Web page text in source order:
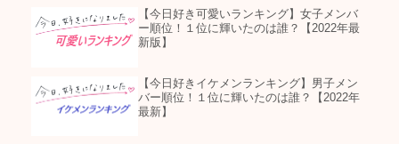
【今日好き可愛いランキング】女子メンバ
ー順位！１位に輝いたのは誰？【2022年最
新版】
【今日好きイケメンランキング】男子メン
バー順位！１位に輝いたのは誰？【2022年
最新】